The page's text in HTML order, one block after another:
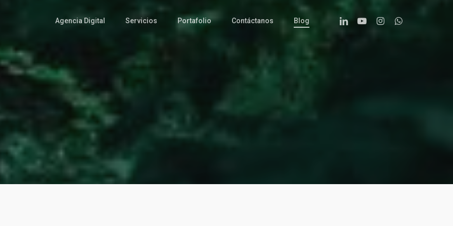
Agencia Digital Servicios Portafolio Contáctanos Blog LinkedinYoutubeInstagramWhatsapp